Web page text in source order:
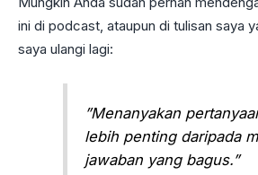
ini di podcast, ataupun di tulisan saya
saya ulangi lagi:
”Menanyakan
lebih penting daripada
jawaban yang bagus.”